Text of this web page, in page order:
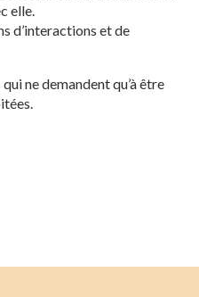
elle.
d’interactions et de
ne demandent qu’à être